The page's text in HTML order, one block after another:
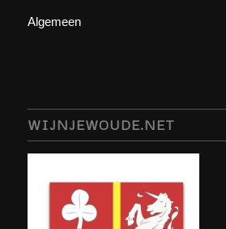
Algemeen
WIJNJEWOUDE.NET